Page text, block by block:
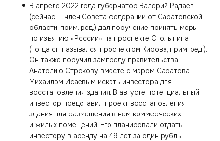
В апреле 2022 года губернатор Валерий Радаев
(сейчас — член Совета федерации от Саратовской
области, прим. ред.) дал поручение принять меры
по изъятию «России» на проспекте Столыпина
(тогда он назывался проспектом Кирова, прим. ред.).
Он также поручил зампреду правительства
Анатолию Строкову вместе с мэром Саратова
Михаилом Исаевым искать инвестора для
восстановления здания. В августе потенциальный
инвестор представил проект восстановления
здания для размещения в нем коммерческих
и жилых помещений. Его планировали отдать
инвестору в аренду на 49 лет за один рубль.